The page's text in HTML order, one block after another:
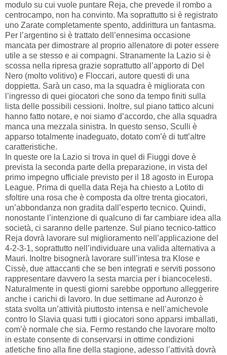
modulo su cui vuole puntare Reja, che prevede il rombo a
centrocampo, non ha convinto. Ma soprattutto si è registrato
uno Zarate completamente spento, addirittura un fantasma.
Per l’argentino si è trattato dell’ennesima occasione
mancata per dimostrare al proprio allenatore di poter essere
utile a se stesso e ai compagni. Stranamente la Lazio si è
scossa nella ripresa grazie soprattutto all’apporto di Del
Nero (molto volitivo) e Floccari, autore questi di una
doppietta. Sarà un caso, ma la squadra è migliorata con
l’ingresso di quei giocatori che sono da tempo finiti sulla
lista delle possibili cessioni. Inoltre, sul piano tattico alcuni
hanno fatto notare, e noi siamo d’accordo, che alla squadra
manca una mezzala sinistra. In questo senso, Sculli è
apparso totalmente inadeguato, dotato com’è di tutt’altre
caratteristiche.
In queste ore la Lazio si trova in quel di Fiuggi dove è
prevista la seconda parte della preparazione, in vista del
primo impegno ufficiale previsto per il 18 agosto in Europa
League. Prima di quella data Reja ha chiesto a Lotito di
sfoltire una rosa che è composta da oltre trenta giocatori,
un’abbondanza non gradita dall’esperto tecnico. Quindi,
nonostante l’intenzione di qualcuno di far cambiare idea alla
società, ci saranno delle partenze. Sul piano tecnico-tattico
Reja dovrà lavorare sul miglioramento nell’applicazione del
4-2-3-1, soprattutto nell’individuare una valida alternativa a
Mauri. Inoltre bisognerà lavorare sull’intesa tra Klose e
Cissè, due attaccanti che se ben integrati e serviti possono
rappresentare davvero la sesta marcia per i biancocelesti.
Naturalmente in questi giorni sarebbe opportuno alleggerire
anche i carichi di lavoro. In due settimane ad Auronzo è
stata svolta un’attività piuttosto intensa e nell’amichevole
contro lo Slavia quasi tutti i giocatori sono apparsi imballati,
com’è normale che sia. Fermo restando che lavorare molto
in estate consente di conservarsi in ottime condizioni
atletiche fino alla fine della stagione, adesso l’attività dovrà